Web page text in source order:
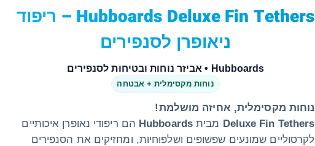
Hubboards Deluxe Fin Tethers – ריפוד
ניאופרן לסנפירים
Hubboards • אביזר נוחות ובטיחות לסנפירים
נוחות מקסימלית + אבטחה
נוחות מקסימלית, אחיזה מושלמת!
Deluxe Fin Tethers מביתHubboards הם ריפודי נאופרן איכותיים
לקרסוליים שמונעים שפשופים ושלפוחיות, ומחזיקים את הסנפירים